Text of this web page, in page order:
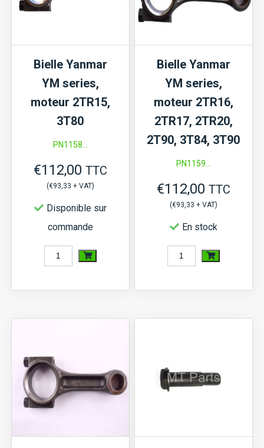
Bielle Yanmar
YM series,
moteur 2TR15,
3T80
PN1158...
€112,00 TTC
(€93,33 + VAT)
Disponible sur
commande
quantité
Bielle
moteur
2TR15,
3T80
Bielle Yanmar
YM series,
moteur 2TR16,
2TR17, 2TR20,
2T90, 3T84, 3T90
PN1159...
€112,00 TTC
(€93,33 + VAT)
En stock
quantité
Bielle
moteur
2TR16,